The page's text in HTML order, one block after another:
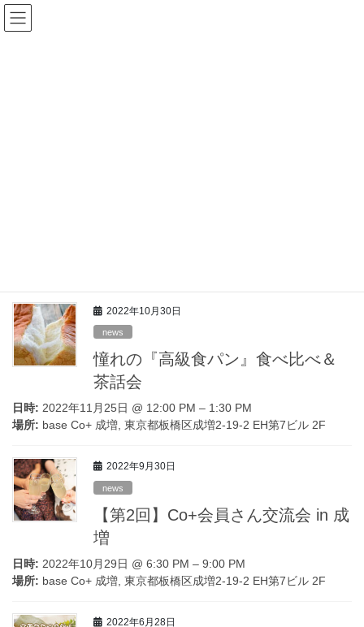
コ
ン
ナ
ビ
2022年10月30日
news
憧れの『高級食パン』食べ比べ＆
茶話会
日時: 2022年11月25日 @ 12:00 PM – 1:30 PM
場所: base Co+ 成増, 東京都板橋区成増2-19-2 EH第7ビル 2F
2022年9月30日
news
【第2回】Co+会員さん交流会 in 成
増
日時: 2022年10月29日 @ 6:30 PM – 9:00 PM
場所: base Co+ 成増, 東京都板橋区成増2-19-2 EH第7ビル 2F
2022年6月28日